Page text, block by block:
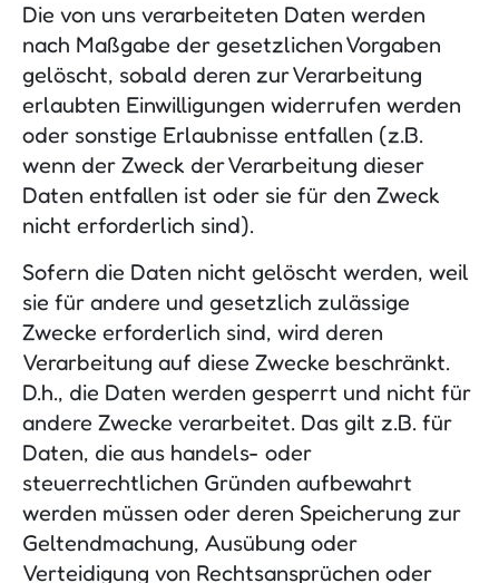
Die von uns verarbeiteten Daten werden
nach Maßgabe der gesetzlichen Vorgaben
gelöscht, sobald deren zur Verarbeitung
erlaubten Einwilligungen widerrufen werden
oder sonstige Erlaubnisse entfallen (z.B.
wenn der Zweck der Verarbeitung dieser
Daten entfallen ist oder sie für den Zweck
nicht erforderlich sind).
Sofern die Daten nicht gelöscht werden, weil
sie für andere und gesetzlich zulässige
Zwecke erforderlich sind, wird deren
Verarbeitung auf diese Zwecke beschränkt.
D.h., die Daten werden gesperrt und nicht für
andere Zwecke verarbeitet. Das gilt z.B. für
Daten, die aus handels- oder
steuerrechtlichen Gründen aufbewahrt
werden müssen oder deren Speicherung zur
Geltendmachung, Ausübung oder
Verteidigung von Rechtsansprüchen oder